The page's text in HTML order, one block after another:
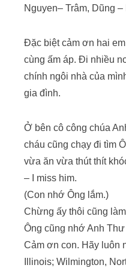
Nguyen– Trâm, Dũng
Đặc biệt cảm ơn hai
cùng ấm áp. Đi nhiều
chính ngôi nhà của
gia đình.
Ở bên cô công chúa
cháu cũng chạy đi tìm
vừa ăn vừa thút thít
– I miss him.
(Con nhớ Ông lắm.)
Chừng ấy thôi cũng
Ông cũng nhớ Anh
Cảm ơn con. Hãy luôn
Illinois; Wilmington,